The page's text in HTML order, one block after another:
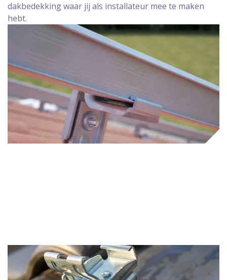
dakbedekking waar jij als installateur mee te maken
hebt.